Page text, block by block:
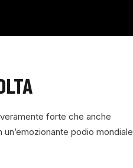
forte che anche
podio mondiale